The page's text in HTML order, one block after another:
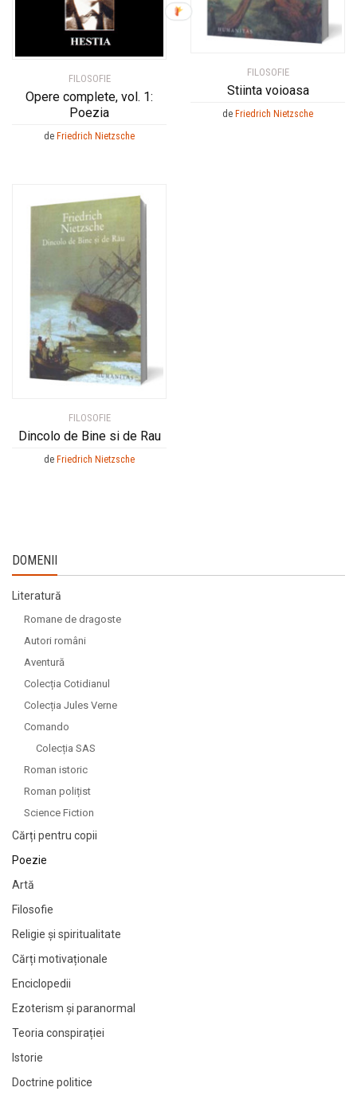
FILOSOFIE
Opere complete, vol. 1:
Poezia
de Friedrich Nietzsche
FILOSOFIE
Stiinta voioasa
de Friedrich Nietzsche
FILOSOFIE
Dincolo de Bine si de Rau
de Friedrich Nietzsche
DOMENII
Literatură
Romane de dragoste
Autori români
Aventură
Colecția Cotidianul
Colecția Jules Verne
Comando
Colecția SAS
Roman istoric
Roman polițist
Science Fiction
Cărți pentru copii
Poezie
Artă
Filosofie
Religie și spiritualitate
Cărți motivaționale
Enciclopedii
Ezoterism și paranormal
Teoria conspirației
Istorie
Doctrine politice